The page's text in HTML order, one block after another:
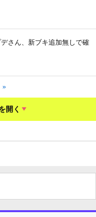
デさん、新ブキ追加無しで確
»
開く